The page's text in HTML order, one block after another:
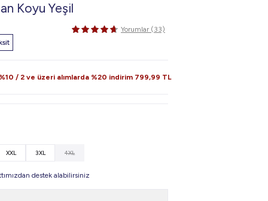
Koyu Yeşil
Yorumlar (33)
/ 2 ve üzeri alımlarda %20 indirim 799,99 TL
XXL 3XL 4XL
destek alabilirsiniz